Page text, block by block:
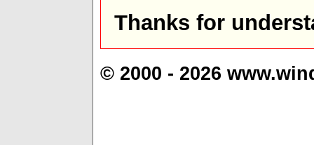
Thanks for
© 2000 - 2026